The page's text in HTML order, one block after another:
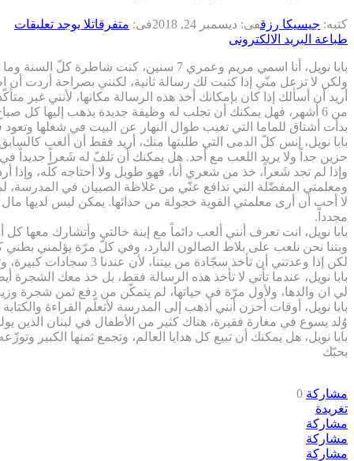
كتبه: جيسيكا رزقفى: ديسمبر 24, 2018 فى: متفرقاتلا يوجد تعليقات
طباعة البريد الالكترونى
بابا نويل، أنا اسمي مريم وعمري 7 سنين، كنت شاطرة كلّ السنة وما عذّبت أهلي. أعلم أنني كتبت لك رسالة سابقة طلبت فيها كثيراً من الألعاب التي كنت أشتهي الحصول عليها لأضعها في غرفتي الزهرية.
ولكن لا تزعل منّي إذا كتبت لك رسالة ثانية، لكنني بصراحة أردت أن
أريد أن أسألك إذا كان بإمكانك أخذ هذه الرسالة مكانها، لأنني غير
من 6 أشهر، فهل يمكنك أن تجلب له وظيفة جديدة يذهب إليها كل
بدأت أشتاق للماما التي تغيب طوال النهار عن البيت في شغلها وتعود
بابا نويل، إنس كلّ الدمى التي طلبتها منك، أريد فقط أن ألعب
حزين جداً ولا يريد اللعب مع أحد. هل يمكنك أن تلفّ له شَعراً جديداً
وإذا لم تجد شَعراً، خذ من شعري أنا، فهو طويل ولا أحتاجه كلّه، وإذا
ومعلمتي المفضّلة التي تدافع عنّي من غلاظة الصبيان في المدرسة،
لا أحب أن أرى معلمتي القوية خجولة من حذائها. يمكن ليس لديها مال
مجدداً.
بابا نويل، انت تعرف أنني ألعب دائماً مع إبنة خالتي وأتشارك معها
وبتنا نحن نلعب على بلاط الصالون البارد، وفي كلّ مرّة يؤلمني بطني
لكن إذا وعدتني أن تأخذ سجّادة من بيتنا، لأن عندنا 3 سجادات كبيرة، وتضعها في صالون إبنة خالتي، عندها سأعود لألعب معها ولن تؤلمني بطني أبداً، وسأكون سعيدة كثيراً وهي أيضاً.
بابا نويل، عندما تأتي لا تأخذ هذه الرسالة فقط، بل خذ معك الشجرة
لي ان والدها، ولأول مرّة في حياتها، لم يتمكّن من دفع ثمن شجرة وزينة
بابا نويل، أوقات أحزن أنني أذهب إلى المدرسة لأتعلّم القراءة
وُلد يسوع في مغارة فقيرة، هناك كثير من الأطفال في لبنان الذين
بابا نويل، هل يمكنك أن تبيع كل هدايا العالم، وتجمع ثمنها الكبير
بحبّك
مشاركة 0
تغريدة
مشاركة
مشاركة
مشاركة